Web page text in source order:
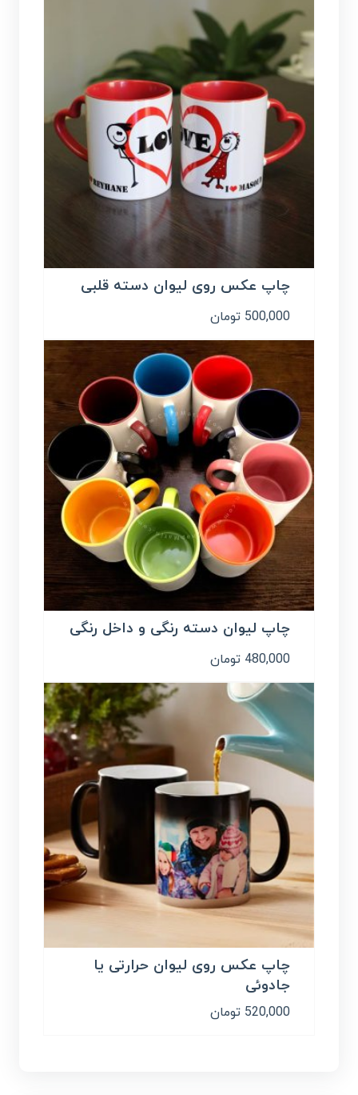
چاپ عکس روی لیوان دسته قلبی
500,000 تومان
چاپ لیوان دسته رنگی و داخل رنگی
480,000 تومان
چاپ عکس روی لیوان حرارتی یا
جادوئی
520,000 تومان